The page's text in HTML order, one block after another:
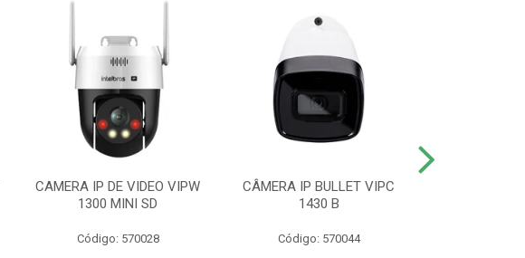
CAMERA IP DE VIDEO VIPW
1300 MINI SD
Código: 570028
CÂMERA IP BULLET VIPC
1430 B
Código: 570044